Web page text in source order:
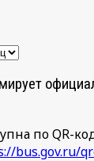
по QR-
bus.gov.ru/